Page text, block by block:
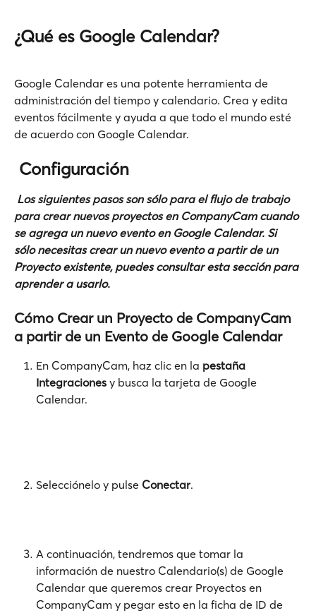
¿Qué es Google Calendar?
Google Calendar es una potente herramienta de
administración del tiempo y calendario. Crea y edita
eventos fácilmente y ayuda a que todo el mundo esté
de acuerdo con Google Calendar.
Configuración
para crear nuevos proyectos en CompanyCam cuando
se agrega un nuevo evento en Google Calendar. Si
sólo necesitas crear un nuevo evento a partir de un
Proyecto existente, puedes consultar esta sección para
aprender a usarlo.
Cómo Crear un Proyecto de CompanyCam
a partir de un Evento de Google Calendar
En CompanyCam, haz clic en la pestaña
Integraciones y busca la tarjeta de Google
Calendar.
Selecciónelo y pulse Conectar.
A continuación, tendremos que tomar la
información de nuestro Calendario(s) de Google
Calendar que queremos crear Proyectos en
CompanyCam y pegar esto en la ficha de ID de